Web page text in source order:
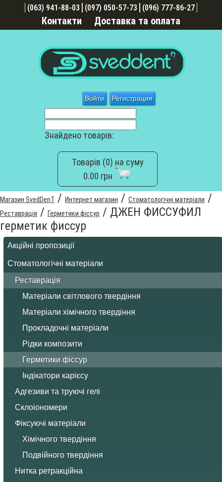
Войти Регистрация
(063) 941-88-03 (097) 050-57-73 (096) 777-86-27
Контакти Доставка та оплата
Знайдено товарів:
Товарів (0) на суму
0.00 грн
Магазин SvedDenT / Интернет магазин / Стоматологічні матеріали /
Реставрація / Герметики фіссур / ДЖЕН ФИССУФИЛ
герметик фиссур
Акційні пропозиції
Стоматологічні матеріали
Реставрація
Матеріали світлового твердіння
Матеріали хімічного твердіння
Прокладочні матеріали
Рідки композити
Герметики фіссур
Індікатори карієсу
Адгезиви та труючі гелі
Склоіономери
Фіксуючі матеріали
Хімічного твердіння
Подвійного твердіння
Нитка ретракційна